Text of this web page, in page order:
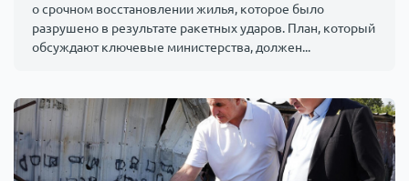
о срочном восстановлении жилья, которое было
разрушено в результате ракетных ударов. План, который
обсуждают ключевые министерства, должен...